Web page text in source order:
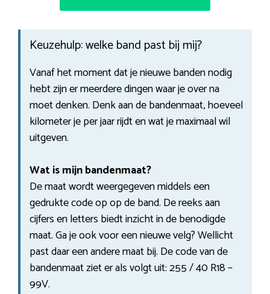
Keuzehulp: welke band past bij mij?
Vanaf het moment dat je nieuwe banden nodig
hebt zijn er meerdere dingen waar je over na
moet denken. Denk aan de bandenmaat, hoeveel
kilometer je per jaar rijdt en wat je maximaal wil
uitgeven.
Wat is mijn bandenmaat?
De maat wordt weergegeven middels een
gedrukte code op op de band. De reeks aan
cijfers en letters biedt inzicht in de benodigde
maat. Ga je ook voor een nieuwe velg? Wellicht
past daar een andere maat bij. De code van de
bandenmaat ziet er als volgt uit: 255 / 40 R18 –
99V.